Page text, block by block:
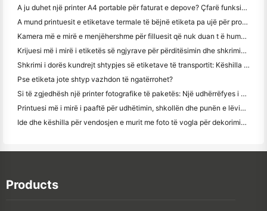
A ju duhet një printer A4 portable për faturat e depove? Çfarë funksionon?
A mund printuesit e etiketave termale të bëjnë etiketa pa ujë për prodhimet e biznesit të vogël?
Kamera më e mirë e menjëhershme për filluesit që nuk duan t ë humbin letër
Krijuesi më i mirë i etiketës së ngjyrave për përditësimin dhe shkrimin: Shto më shumë ngjyrë në çdo faqe
Shkrimi i dorës kundrejt shtypjes së etiketave të transportit: Këshilla për bizneset e vogla në vitin 2026
Pse etiketa jote shtyp vazhdon të ngatërrohet?
Si të zgjedhësh një printer fotografike të paketës: Një udhërrëfyes i plotë për përdoruesit e gazetave, udhëtimit dhe iPhone
Printuesi më i mirë i paaftë për udhëtimin, shkollën dhe punën e lëvizshme: Hanin MT620 Pro Review
Ide dhe këshilla për vendosjen e murit me foto të vogla për dekorimin e dhomës së gjumit dhe konviktit
Products